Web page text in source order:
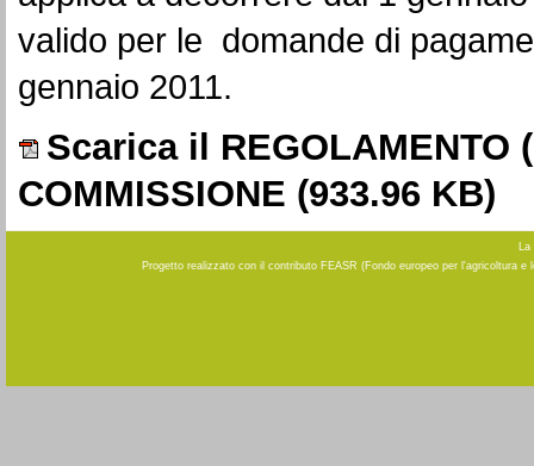
valido per le domande di
gennaio 2011.
Scarica il REGOLAMENTO
COMMISSIONE (933.96 KB)
La
Progetto realizzato con il contributo FEASR (Fondo europeo per l'agricoltura